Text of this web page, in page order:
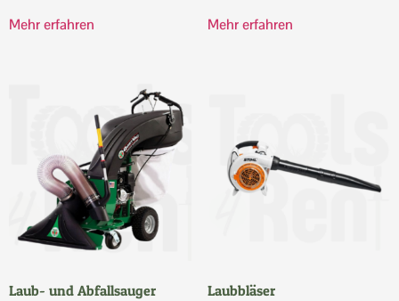
Mehr erfahren Mehr erfahren
Laub- und Abfallsauger Laubbläser